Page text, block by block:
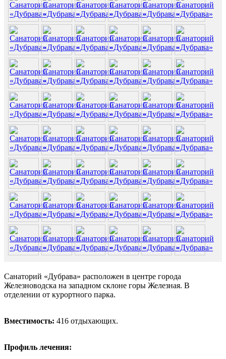
Санаторий «Дубрава» расположен в центре города
Железноводска на западном склоне горы Железная. В
отделении от курортного парка.
Вместимость: 416 отдыхающих.
Профиль лечения: